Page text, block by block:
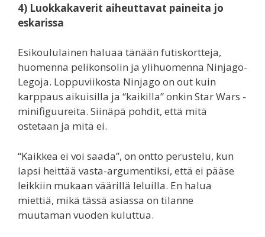
4) Luokkakaverit aiheuttavat paineita jo
eskarissa
Esikoululainen haluaa tänään futiskortteja,
huomenna pelikonsolin ja ylihuomenna Ninjago-
Legoja. Loppuviikosta Ninjago on out kuin
karppaus aikuisilla ja “kaikilla” onkin Star Wars -
minifiguureita. Siinäpä pohdit, että mitä
ostetaan ja mitä ei.
“Kaikkea ei voi saada”, on ontto perustelu, kun
lapsi heittää vasta-argumentiksi, että ei pääse
leikkiin mukaan väärillä leluilla. En halua
miettiä, mikä tässä asiassa on tilanne
muutaman vuoden kuluttua.